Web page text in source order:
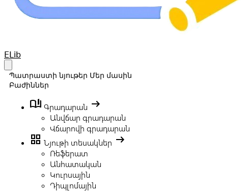
Your Company
ELib
Պատրաստի նյութեր Մեր մասին
Բաժիններ
book_ribbon Գրադարան arrow_right_alt
Անվճար գրադարան
Վճարովի գրադարան
grid_view Նյութի տեսակներ arrow_right_alt
Ռեֆերատ
Անհատական
Կուրսային
Դիպլոմային